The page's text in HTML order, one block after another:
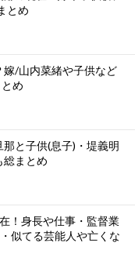
とめ
/山内菜緒や子供など
め
と子供(息子)・堤義明
総まとめ
！身長や仕事・監督業
似てる芸能人や亡くな